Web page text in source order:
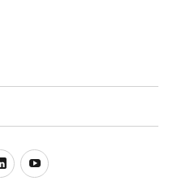
LinkedinYoutube